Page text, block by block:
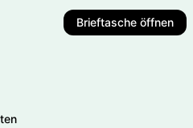
Brieftasche öffnen